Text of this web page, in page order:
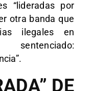
“lideradas por
otra banda que
ilegales en
DE